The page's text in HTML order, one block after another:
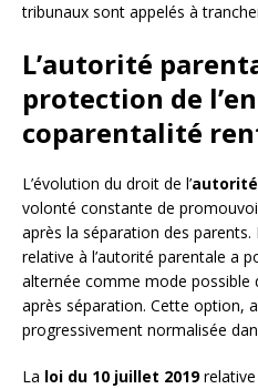
tribunaux sont appelés à
L’autorité
protection de
coparentalité
L’évolution du droit de l’
volonté constante de
après la séparation des parents.
relative à l’autorité parentale a
alternée comme mode possible
après séparation. Cette option,
progressivement normalisée
La loi du 10 juillet 2019relative